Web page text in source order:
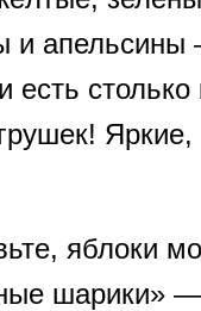
и апельсины
есть
яблоки
шарики»